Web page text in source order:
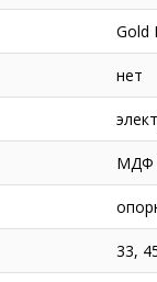
Gold
нет
МДФ
33,